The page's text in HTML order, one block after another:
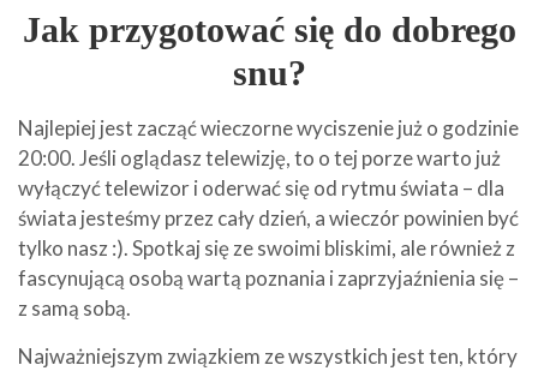
Jak przygotować się do dobrego
snu?
Najlepiej jest zacząć wieczorne wyciszenie już o godzinie
20:00. Jeśli oglądasz telewizję, to o tej porze warto już
wyłączyć telewizor i oderwać się od rytmu świata – dla
świata jesteśmy przez cały dzień, a wieczór powinien być
tylko nasz :). Spotkaj się ze swoimi bliskimi, ale również z
fascynującą osobą wartą poznania i zaprzyjaźnienia się –
z samą sobą.
Najważniejszym związkiem ze wszystkich jest ten, który